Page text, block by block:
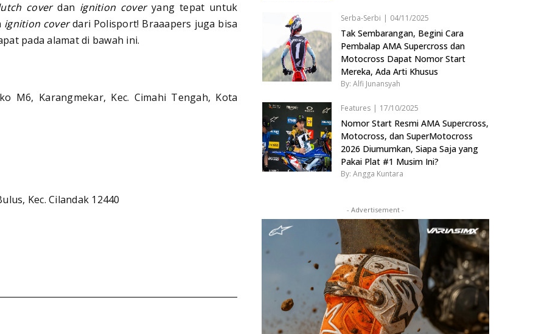
coverdan ignition coveryang tepat untuk
ignition coverdari Polisport! Braaapers juga bisa
pada alamat di bawah ini.
M6, Karangmekar, Kec. Cimahi Tengah, Kota
Kec. Cilandak 12440
Serba-Serbi | 04/11/2025
Tak Sembarangan, Begini Cara
Pembalap AMA Supercross dan
Motocross Dapat Nomor Start
Mereka, Ada Arti Khusus
By: Alfi Junansyah
Features | 17/10/2025
Nomor Start Resmi AMA Supercross,
Motocross, dan SuperMotocross
2026 Diumumkan, Siapa Saja yang
Pakai Plat #1 Musim Ini?
By: Angga Kuntara
- Advertisement -